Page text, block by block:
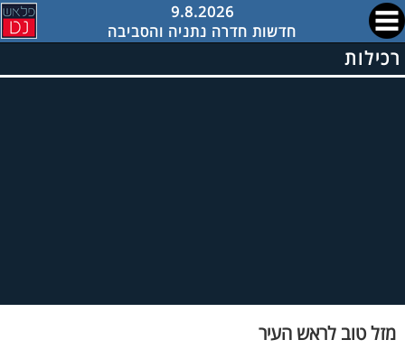
9.8.2026
חדשות חדרה נתניה והסביבה
רכילות
מזל טוב לראש העיר